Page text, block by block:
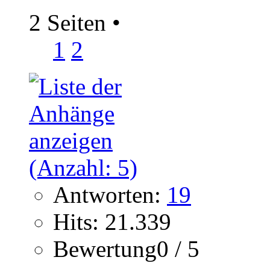
2 Seiten •
1 2
Antworten: 19
Hits: 21.339
Bewertung0 / 5